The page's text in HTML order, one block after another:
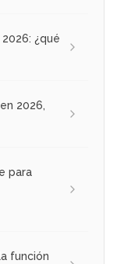
¿qué
2026,
para
función